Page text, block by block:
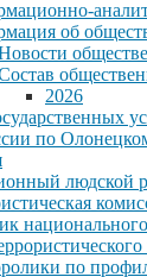
об
2026
по
людской
национального
по